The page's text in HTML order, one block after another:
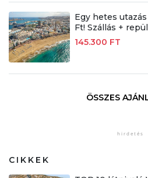
Egy hetes utazás
Ft! Szállás +
145.300 FT
ÖSSZES
CIKKEK